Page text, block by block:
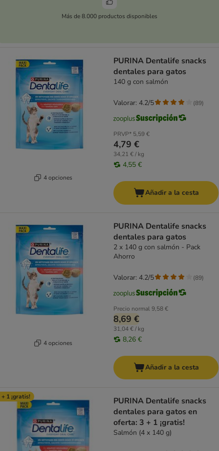
Más de 8.000 productos disponibles
4 opciones
PURINA Dentalife snacks
dentales para gatos
140 g con salmón
PRVP* 5,59 €
4,79 €
34,21 € / kg
4,55 €
Valorar: 4.2/5 (89)
Añadir a la cesta
4 opciones
PURINA Dentalife snacks
dentales para gatos
2 x 140 g con salmón - Pack
Ahorro
Precio normal9,58 €
8,69 €
31,04 € / kg
8,26 €
Valorar: 4.2/5 (89)
Añadir a la cesta
+ 1 ¡gratis!
PURINA Dentalife snacks
dentales para gatos en
oferta: 3 + 1 ¡gratis!
Salmón (4 x 140 g)